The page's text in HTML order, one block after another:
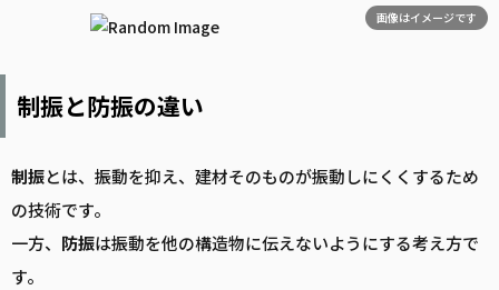
画像はイメージです
制振と防振の違い
制振とは、振動を抑え、建材そのものが振動しにくくするため
の技術です。
一方、 防振は振動を他の構造物に伝えないようにする考え方で
す。